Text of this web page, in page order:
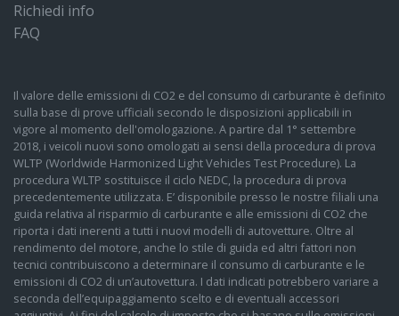
Richiedi info
FAQ
Il valore delle emissioni di CO2 e del consumo di carburante è definito
sulla base di prove ufficiali secondo le disposizioni applicabili in
vigore al momento dell'omologazione. A partire dal 1° settembre
2018, i veicoli nuovi sono omologati ai sensi della procedura di prova
WLTP (Worldwide Harmonized Light Vehicles Test Procedure). La
procedura WLTP sostituisce il ciclo NEDC, la procedura di prova
precedentemente utilizzata. E’ disponibile presso le nostre filiali una
guida relativa al risparmio di carburante e alle emissioni di CO2 che
riporta i dati inerenti a tutti i nuovi modelli di autovetture. Oltre al
rendimento del motore, anche lo stile di guida ed altri fattori non
tecnici contribuiscono a determinare il consumo di carburante e le
emissioni di CO2 di un’autovettura. I dati indicati potrebbero variare a
seconda dell’equipaggiamento scelto e di eventuali accessori